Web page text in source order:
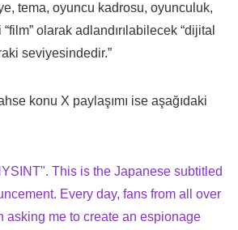
tema, oyuncu kadrosu, oyunculuk,
olarak adlandırılabilecek “dijital
seviyesindedir.”
konu X paylaşımı ise aşağıdaki
This is the Japanese subtitled
Every day, fans from all over
asking me to create an espionage